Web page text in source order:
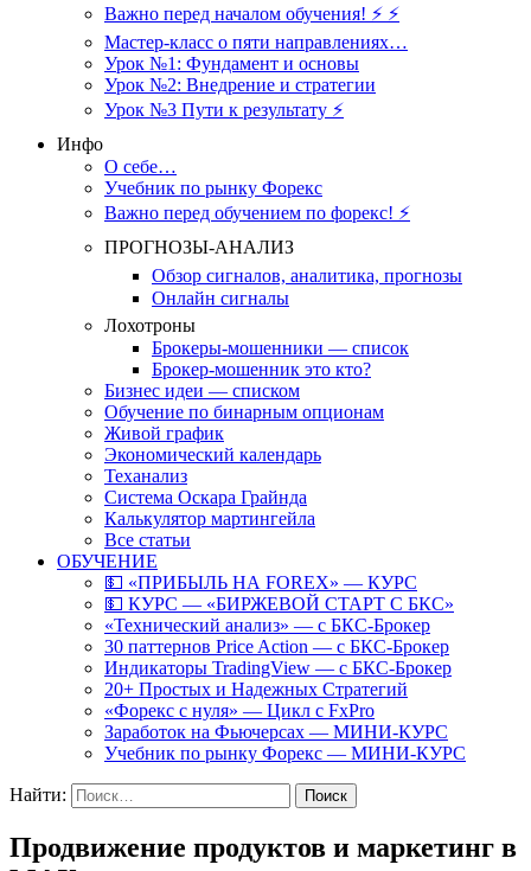
Важно перед началом обучения! ⚡ ⚡
Мастер-класс о пяти направлениях…
Урок №1: Фундамент и основы
Урок №2: Внедрение и стратегии
Урок №3 Пути к результату ⚡️
Инфо
О себе…
Учебник по рынку Форекс
Важно перед обучением по форекс! ⚡
ПРОГНОЗЫ-АНАЛИЗ
Обзор сигналов, аналитика, прогнозы
Онлайн сигналы
Лохотроны
Брокеры-мошенники — список
Брокер-мошенник это кто?
Бизнес идеи — списком
Обучение по бинарным опционам
Живой график
Экономический календарь
Теханализ
Система Оскара Грайнда
Калькулятор мартингейла
Все статьи
ОБУЧЕНИЕ
💵 «ПРИБЫЛЬ НА FOREX» — КУРС
💵 КУРС — «БИРЖЕВОЙ СТАРТ С БКС»
«Технический анализ» — с БКС-Брокер
30 паттернов Price Action — с БКС-Брокер
Индикаторы TradingView — с БКС-Брокер
20+ Простых и Надежных Стратегий
«Форекс с нуля» — Цикл с FxPro
Заработок на Фьючерсах — МИНИ-КУРС
Учебник по рынку Форекс — МИНИ-КУРС
Найти:
Продвижение продуктов и маркетинг в